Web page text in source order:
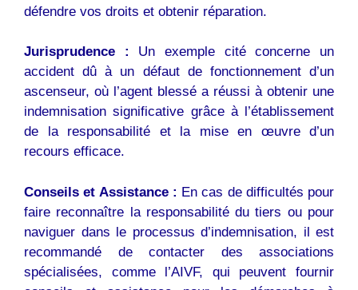
défendre vos droits et obtenir réparation.
Jurisprudence : Un exemple cité concerne un
accident dû à un défaut de fonctionnement d’un
ascenseur, où l’agent blessé a réussi à obtenir une
indemnisation significative grâce à l’établissement
de la responsabilité et la mise en œuvre d’un
recours efficace.
Conseils et Assistance : En cas de difficultés pour
faire reconnaître la responsabilité du tiers ou pour
naviguer dans le processus d’indemnisation, il est
recommandé de contacter des associations
spécialisées, comme l’AIVF, qui peuvent fournir